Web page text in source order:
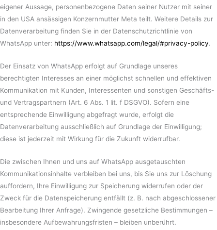
eigener Aussage, personenbezogene Daten seiner Nutzer mit seiner
in den USA ansässigen Konzernmutter Meta teilt. Weitere Details zur
Datenverarbeitung finden Sie in der Datenschutzrichtlinie von
WhatsApp unter: https://www.whatsapp.com/legal/#privacy-policy.
Der Einsatz von WhatsApp erfolgt auf Grundlage unseres
berechtigten Interesses an einer möglichst schnellen und effektiven
Kommunikation mit Kunden, Interessenten und sonstigen Geschäfts-
und Vertragspartnern (Art. 6 Abs. 1 lit. f DSGVO). Sofern eine
entsprechende Einwilligung abgefragt wurde, erfolgt die
Datenverarbeitung ausschließlich auf Grundlage der Einwilligung;
diese ist jederzeit mit Wirkung für die Zukunft widerrufbar.
Die zwischen Ihnen und uns auf WhatsApp ausgetauschten
Kommunikationsinhalte verbleiben bei uns, bis Sie uns zur Löschung
auffordern, Ihre Einwilligung zur Speicherung widerrufen oder der
Zweck für die Datenspeicherung entfällt (z. B. nach abgeschlossener
Bearbeitung Ihrer Anfrage). Zwingende gesetzliche Bestimmungen –
insbesondere Aufbewahrungsfristen – bleiben unberührt.